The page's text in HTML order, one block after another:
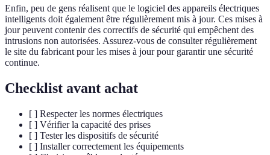
Enfin, peu de gens réalisent que le logiciel des appareils électriques
intelligents doit également être régulièrement mis à jour. Ces mises à
jour peuvent contenir des correctifs de sécurité qui empêchent des
intrusions non autorisées. Assurez-vous de consulter régulièrement
le site du fabricant pour les mises à jour pour garantir une sécurité
continue.
Checklist avant achat
[ ] Respecter les normes électriques
[ ] Vérifier la capacité des prises
[ ] Tester les dispositifs de sécurité
[ ] Installer correctement les équipements